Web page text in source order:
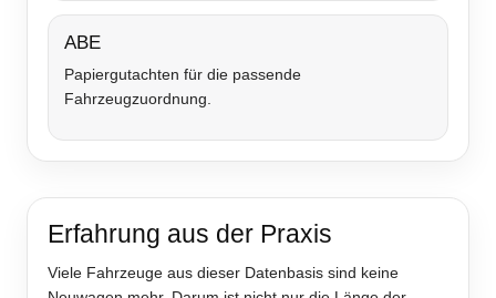
ABE
Papiergutachten für die passende
Fahrzeugzuordnung.
Erfahrung aus der Praxis
Viele Fahrzeuge aus dieser Datenbasis sind keine